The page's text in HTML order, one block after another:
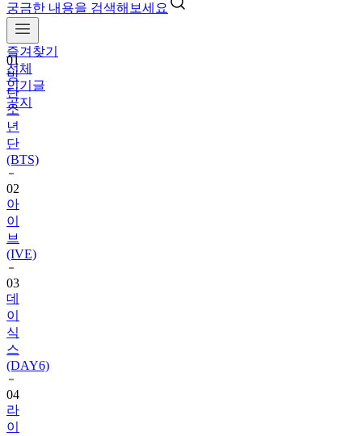
궁금한 내용을 검색해보세요
즐겨찾기
전체
인기글
공지
01
방
탄
소
년
단
(BTS)
02
아
이
브
(IVE)
03
데
이
식
스
(DAY6)
04
라
이